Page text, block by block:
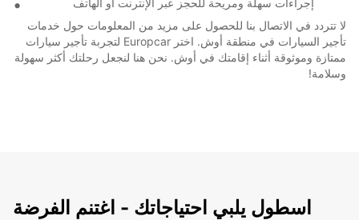
إجراءات سهلة ومريحة للحجز عبر الإنترنت أو الهاتف
لا تتردد في الاتصال بنا للحصول على مزيد من المعلومات حول خدمات
تأجير السيارات في منطقة أوش. اختر Europcar لتجربة تأجير سيارات
ممتازة وموثوقة أثناء إقامتك في أوش. نحن هنا لنجعل رحلتك أكثر سهولة
وسلامة!
اسطول يلبي احتياجاتك - اغتنم الفرضة